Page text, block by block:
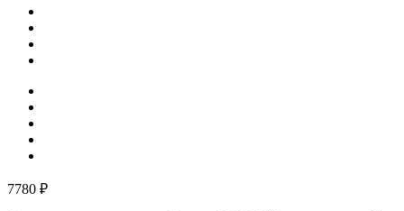
7780 ₽